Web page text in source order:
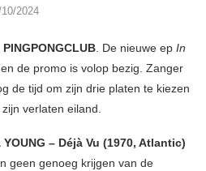
2024
PINGPONGCLUB. De nieuwe ep In
de promo is volop bezig. Zanger
de tijd om zijn drie platen te kiezen
verlaten eiland.
YOUNG – Déjà Vu (1970, Atlantic)
geen genoeg krijgen van de